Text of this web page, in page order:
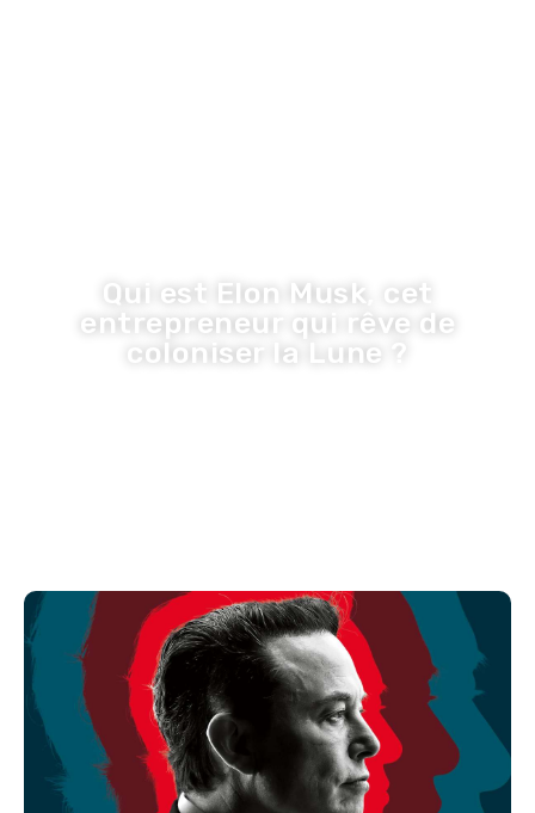
Qui est Elon Musk, cet
entrepreneur qui rêve de
coloniser la Lune ?